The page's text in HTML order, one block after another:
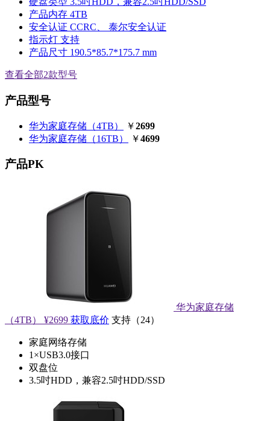
产品内存 4TB
安全认证 CCRC、 泰尔安全认证
指示灯 支持
产品尺寸 190.5*85.7*175.7 mm
查看全部2款型号
产品型号
华为家庭存储（4TB） ￥2699
华为家庭存储（16TB）
￥4699
产品PK
华为家庭存储
（4TB）
¥2699 获取底价 支持 （24）
家庭网络存储
1×USB3.0接口
双盘位
3.5吋HDD，兼容2.5吋HDD/SSD